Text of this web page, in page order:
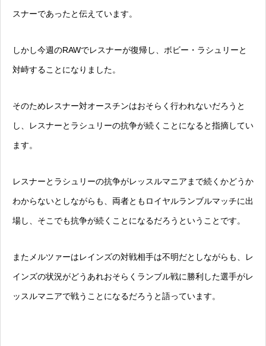
スナーであったと伝えています。
しかし今週のRAWでレスナーが復帰し、ボビー・ラシュリーと
対峙することになりました。
そのためレスナー対オースチンはおそらく行われないだろうと
し、レスナーとラシュリーの抗争が続くことになると指摘してい
ます。
レスナーとラシュリーの抗争がレッスルマニアまで続くかどうか
わからないとしながらも、両者ともロイヤルランブルマッチに出
場し、そこでも抗争が続くことになるだろうということです。
またメルツァーはレインズの対戦相手は不明だとしながらも、レ
インズの状況がどうあれおそらくランブル戦に勝利した選手がレ
ッスルマニアで戦うことになるだろうと語っています。